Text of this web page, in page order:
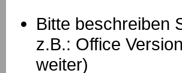
Bitte beschreiben
z.B.: Office
weiter)